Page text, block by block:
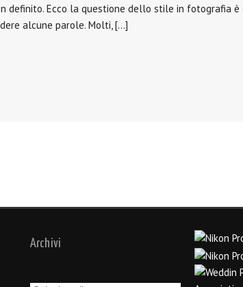
definito. Ecco la questione dello stile in fotografia
alcune parole. Molti, […]
Archivi